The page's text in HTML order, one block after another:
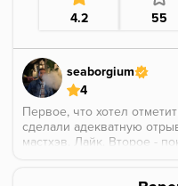
4.2 55
seaborgium
4
Первое, что хотел
сделали адекватную
мастхэв. Лайк. Второе -